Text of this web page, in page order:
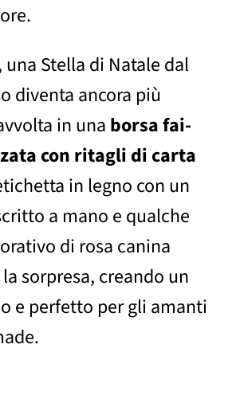
una Stella di Natale dal
diventa ancora più
in una borsa fai-
con ritagli di carta
in legno con un
a mano e qualche
di rosa canina
sorpresa, creando un
e perfetto per gli amanti